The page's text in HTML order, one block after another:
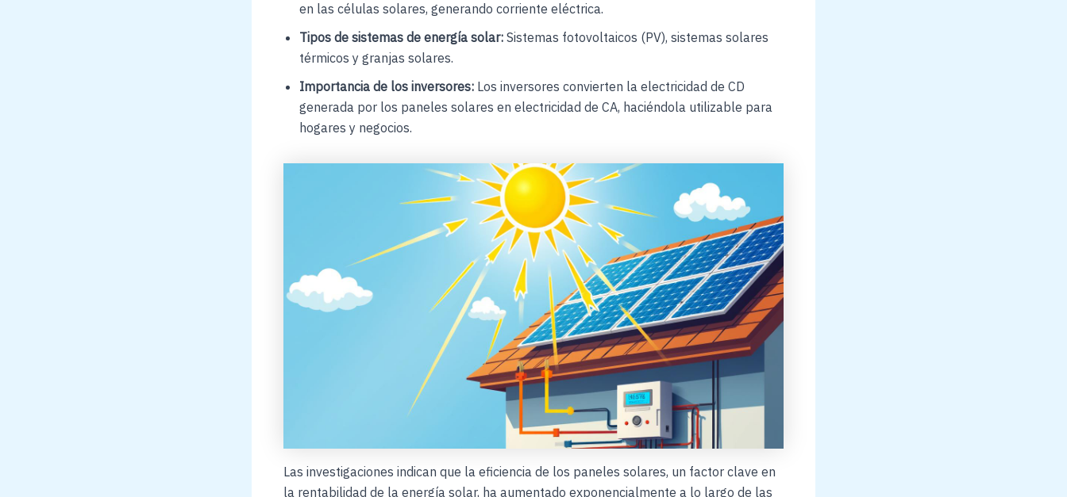
en las células solares, generando corriente eléctrica.
Tipos de sistemas de energía solar: Sistemas fotovoltaicos (PV), sistemas solares
térmicos y granjas solares.
Importancia de los inversores: Los inversores convierten la electricidad de CD
generada por los paneles solares en electricidad de CA, haciéndola utilizable para
hogares y negocios.
Las investigaciones indican que la eficiencia de los paneles solares, un factor clave en
la rentabilidad de la energía solar, ha aumentado exponencialmente a lo largo de las